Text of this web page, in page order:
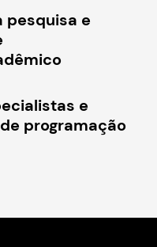
pesquisa e
e
programação